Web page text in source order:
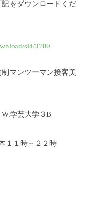
をダウンロードくだ
sid/3780
マンツーマン接客美
学芸大学３B
１１時～２２時